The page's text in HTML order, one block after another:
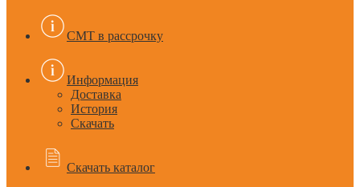
CMT в рассрочку
Информация
Доставка
История
Скачать
Скачать каталог